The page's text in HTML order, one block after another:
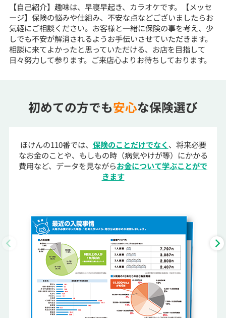
【自己紹介】趣味は、早寝早起き、カラオケです。【メッセ
ージ】保険の悩みや仕組み、不安な点などございましたらお
気軽にご相談ください。お客様と一緒に保険の事を考え、少
しでも不安が解消されるようお手伝いさせていただきます。
相談に来てよかったと思っていただける、お店を目指して
日々努力して参ります。ご来店心よりお待ちしております。
初めての方でも安心な保険選び
ほけんの110番では、 保険のことだけでなく 、将来必要
なお金のことや、もしもの時（病気やけが等）にかかる
費用など、データを見ながらお金について学ぶことがで
きます